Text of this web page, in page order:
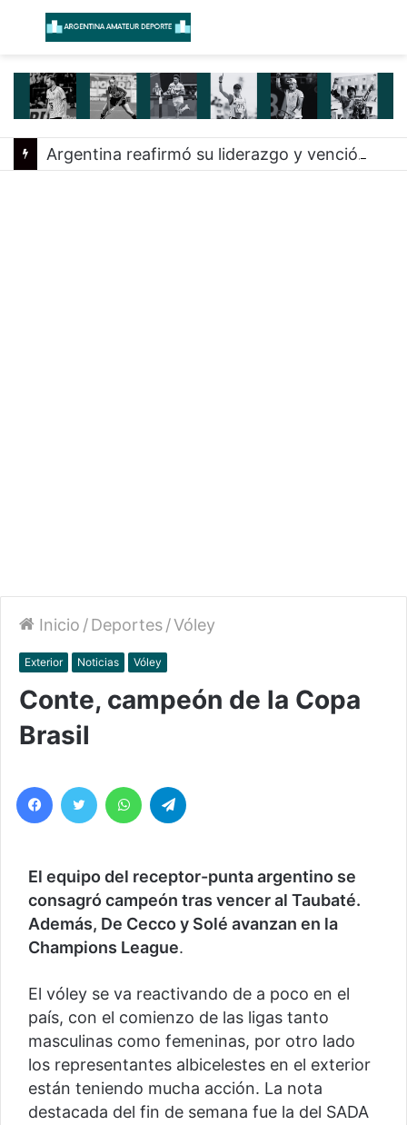
Menú
Argentina reafirmó su liderazgo y venció a Uruguay en el Sudamericano
Inicio /Deportes/Vóley
Exterior Noticias Vóley
Conte, campeón de la Copa
Brasil
Facebook
Twitter WhatsApp
El equipo del receptor-punta argentino se
consagró campeón tras vencer al Taubaté.
Además, De Cecco y Solé avanzan en la
Champions League.
El vóley se va reactivando de a poco en el
país, con el comienzo de las ligas tanto
masculinas como femeninas, por otro lado
los representantes albicelestes en el exterior
están teniendo mucha acción. La nota
destacada del fin de semana fue la del SADA